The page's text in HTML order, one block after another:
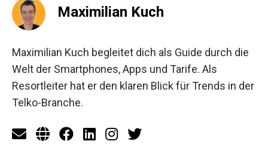
Maximilian Kuch
Maximilian Kuch begleitet dich als Guide durch die
Welt der Smartphones, Apps und Tarife. Als
Resortleiter hat er den klaren Blick für Trends in der
Telko-Branche.